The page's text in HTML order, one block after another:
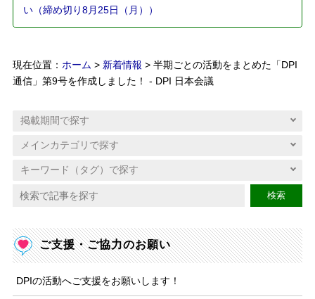
い（締め切り8月25日（月））
現在位置： ホーム > 新着情報 > 半期ごとの活動をまとめた「DPI
通信」第9号を作成しました！ - DPI 日本会議
検索
ご支援・ご協力のお願い
DPIの活動へご支援をお願いします！